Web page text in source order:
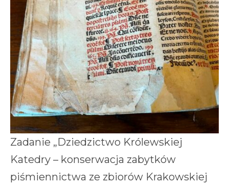
Zadanie „Dziedzictwo Królewskiej
Katedry – konserwacja zabytków
piśmiennictwa ze zbiorów Krakowskiej